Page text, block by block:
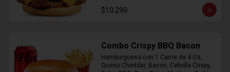
$10.290
Combo Crispy BBQ Bacon
Hamburguesa con 1 Carne de 4 Oz,
Queso Cheddar, Bacon, Cebolla Crispy,